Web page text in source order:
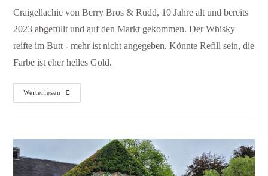
Craigellachie von Berry Bros & Rudd, 10 Jahre alt und bereits
2023 abgefüllt und auf den Markt gekommen. Der Whisky
reifte im Butt - mehr ist nicht angegeben. Könnte Refill sein, die
Farbe ist eher helles Gold.
Weiterlesen